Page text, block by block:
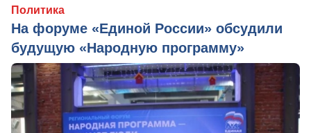
Политика
На форуме «Единой России» обсудили
будущую «Народную программу»